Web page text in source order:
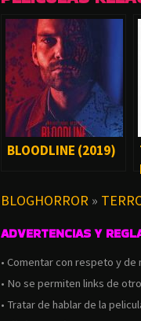
BLOODLINE (2019)
BLOGHORROR »
ADVERTENCIAS Y
• Comentar con respeto y
• No se permiten links de
• Tratar de hablar de la